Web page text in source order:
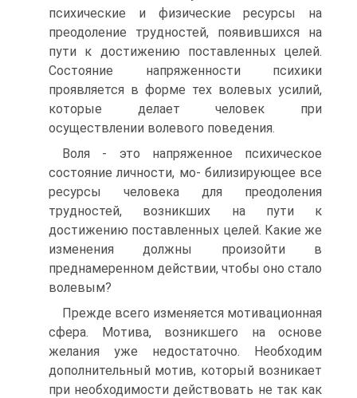
психические и физические ресурсы на
преодоление трудностей, появившихся на
пути к достижению поставленных целей.
Состояние напряженности психики
проявляется в форме тех волевых усилий,
которые делает человек при
осуществлении волевого поведения.
Воля - это напряженное психическое
состояние личности, мо- билизирующее все
ресурсы человека для преодоления
трудностей, возникших на пути к
достижению поставленных целей. Какие же
изменения должны произойти в
преднамеренном действии, чтобы оно стало
волевым?
Прежде всего изменяется мотивационная
сфера. Мотива, возникшего на основе
желания уже недостаточно. Необходим
дополнительный мотив, который возникает
при необходимости действовать не так как